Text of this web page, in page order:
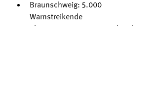
Braunschweig: 5.000
Warnstreikende
Chemnitz: 1.100 Warnstreikende